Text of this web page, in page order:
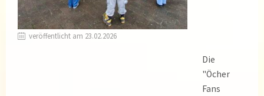
veröffentlicht am 23.02.2026
Die
"Öcher
Fans